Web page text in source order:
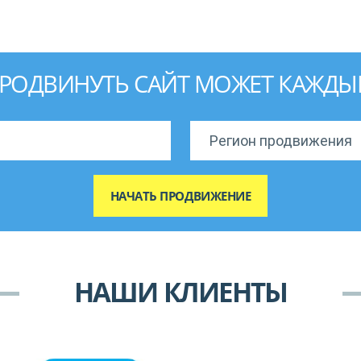
САЙТ МОЖЕТ
НАШИ КЛИЕНТЫ